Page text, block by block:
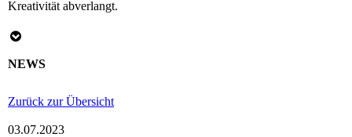
Kreativität abverlangt.
NEWS
Zurück zur Übersicht
03.07.2023